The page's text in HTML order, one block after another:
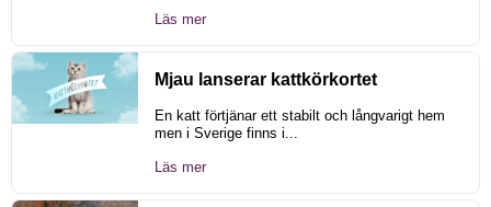
Läs mer
Mjau lanserar kattkörkortet
En katt förtjänar ett stabilt och långvarigt hem
men i Sverige finns i...
Läs mer